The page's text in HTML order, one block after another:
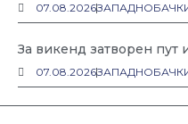
07.08.2026
За викенд затворен
07.08.2026